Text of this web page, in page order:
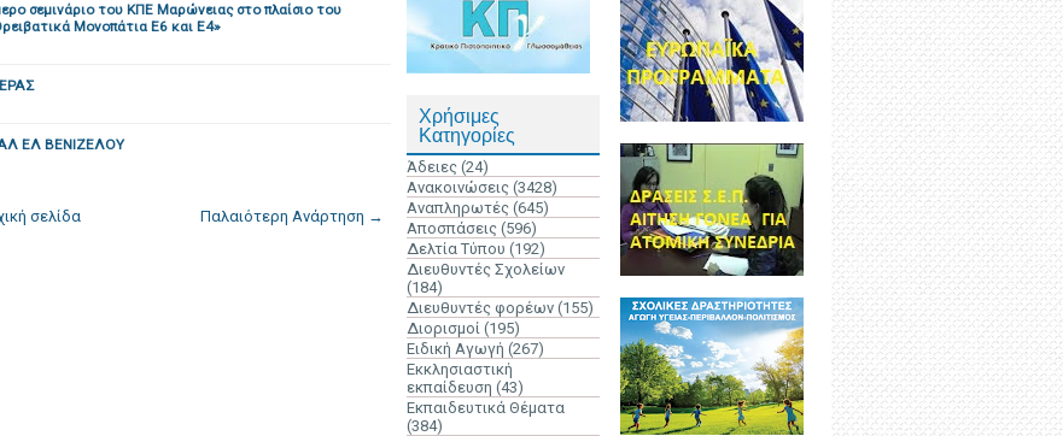
σεμινάριο του ΚΠΕ Μαρώνειας στο πλαίσιο του
Μονοπάτια Ε6 και Ε4»
ΕΛ ΒΕΝΙΖΕΛΟΥ
Παλαιότερη Ανάρτηση →
σελίδα
Χρήσιμες
Κατηγορίες
Άδειες (24)
Ανακοινώσεις (3428)
Αναπληρωτές (645)
Αποσπάσεις (596)
Δελτία Τύπου (192)
Διευθυντές Σχολείων
(184)
Διευθυντές φορέων (155)
Διορισμοί (195)
Ειδική Αγωγή (267)
Εκκλησιαστική
εκπαίδευση (43)
Εκπαιδευτικά Θέματα
(384)